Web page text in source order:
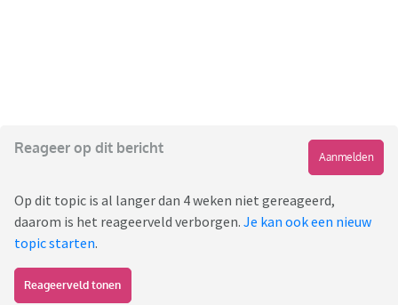
Reageer op dit bericht
Aanmelden
Op dit topic is al langer dan 4 weken niet gereageerd,
daarom is het reageerveld verborgen. Je kan ook een nieuw
topic starten.
Reageerveld tonen